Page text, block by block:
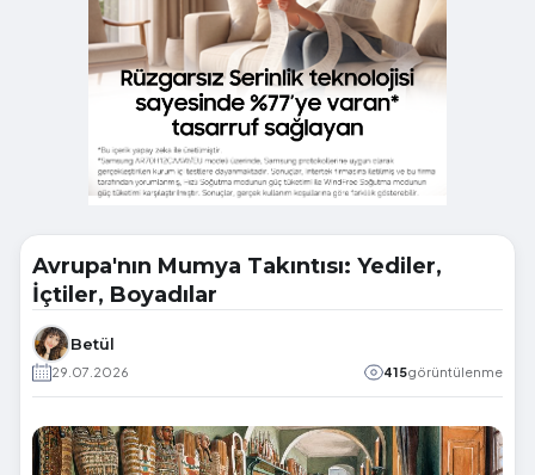
Avrupa'nın Mumya Takıntısı: Yediler,
İçtiler, Boyadılar
Betül
29.07.2026 415görüntülenme